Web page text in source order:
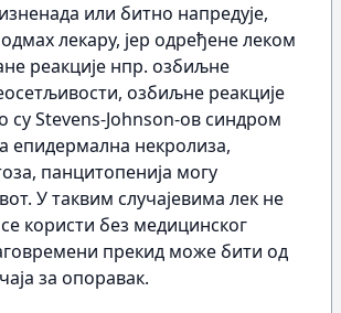
изненада или битно напредује,
лекару, јер одређене леком
реакције нпр. озбиљне
озбиљне реакције
су Stevens-Johnson-oв синдром
епидермална некролиза,
панцитопенија могу
У таквим случајевима лек не
користи без медицинског
прекид може бити од
за опоравак.